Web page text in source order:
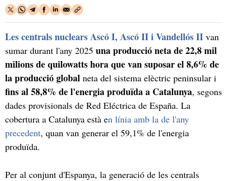
Les centrals nuclears Ascó I, Ascó II i Vandellós II van
sumar durant l'any 2025 una producció neta de 22,8 mil
milions de quilowatts hora que van suposar el 8,6% de
la producció global neta del sistema elèctric peninsular i
fins al 58,8% de l'energia produïda a Catalunya, segons
dades provisionals de Red Eléctrica de España. La
cobertura a Catalunya està en línia amb la de l'any
precedent, quan van generar el 59,1% de l'energia
produïda.
Per al conjunt d'Espanya, la generació de les centrals